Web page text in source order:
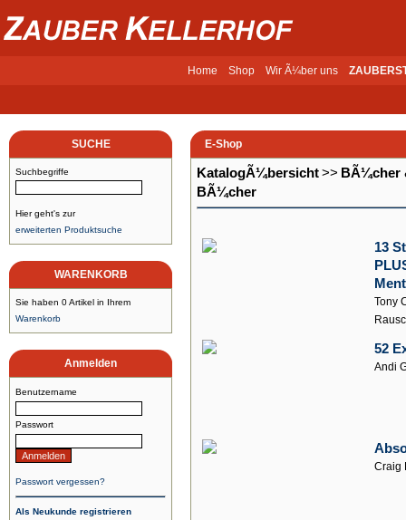
Home Shop Wir Ã¼ber uns
SUCHE
Suchbegriffe
Hier geht's zur
erweiterten Produktsuche
WARENKORB
Sie haben 0 Artikel in Ihrem
Warenkorb
Anmelden
Benutzername
Passwort
Passwort vergessen?
Als Neukunde registrieren
E-Shop
KatalogÃ¼bersicht>> BÃ¼cher
BÃ¼cher
13
Tony
52
Andi
Craig